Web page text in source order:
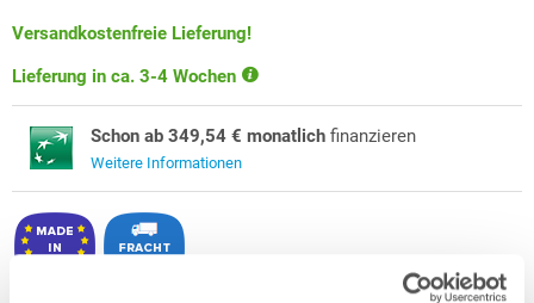
Versandkostenfreie Lieferung!
Lieferung in ca. 3-4 Wochen
Schon ab 349,54 € monatlich finanzieren
Weitere Informationen